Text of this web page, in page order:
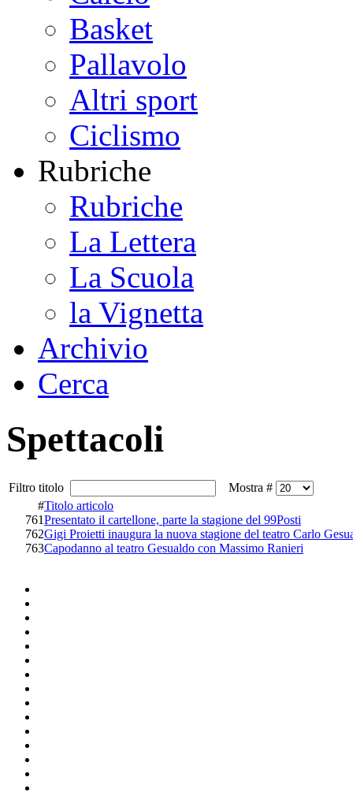
Basket
Pallavolo
Altri sport
Ciclismo
Rubriche
Rubriche
La Lettera
La Scuola
la Vignetta
Archivio
Cerca
Spettacoli
Filtro titolo
Mostra #
#Titolo articolo
761Presentato il cartellone, parte la stagione del 99Posti
762Gigi Proietti inaugura la nuova stagione del teatro Carlo
763Capodanno al teatro Gesualdo con Massimo Ranieri